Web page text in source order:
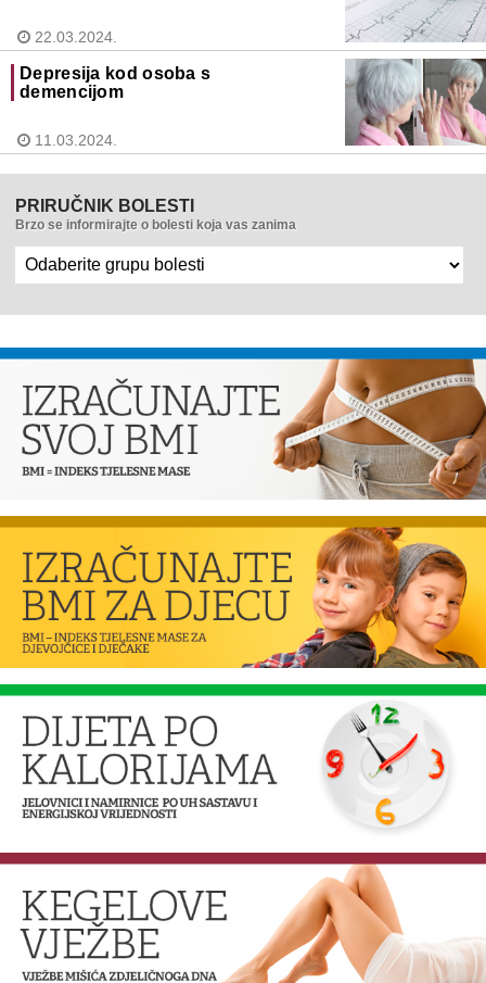
22.03.2024.
Depresija kod osoba s
demencijom
11.03.2024.
PRIRUČNIK BOLESTI
Brzo se informirajte o bolesti koja vas zanima